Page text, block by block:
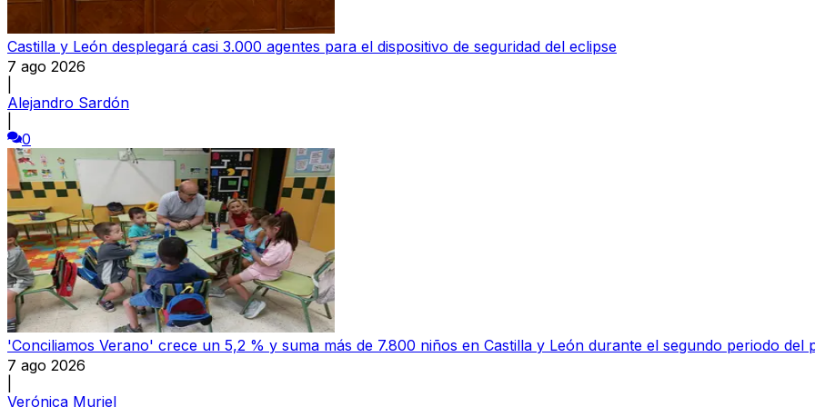
Castilla y León desplegará casi 3.000 agentes para el dispositivo de seguridad del eclipse
7 ago 2026
Alejandro Sardón
0
'Conciliamos Verano' crece un 5,2 % y suma más de 7.800 niños en Castilla y León durante el segundo periodo del
7 ago 2026
Verónica Muriel